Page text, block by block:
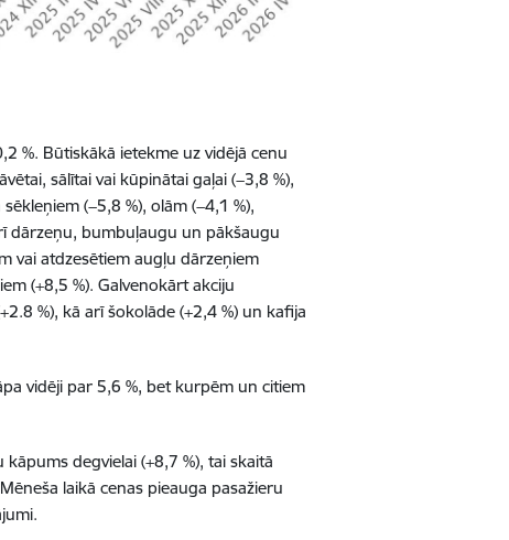
%. Būtiskākā ietekme uz vidējā cenu
sālītai vai kūpinātai gaļai (−3,8 %),
(−5,8 %), olām (−4,1 %),
dārzeņu, bumbuļaugu un pākšaugu
vai atdzesētiem augļu dārzeņiem
(+8,5 %). Galvenokārt akciju
%), kā arī šokolāde (+2,4 %) un kafija
vidēji par 5,6 %, bet kurpēm un citiem
degvielai (+8,7 %), tai skaitā
laikā cenas pieauga pasažieru